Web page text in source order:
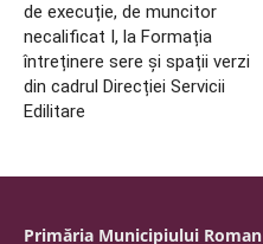
de execuție, de muncitor
necalificat I, la Formația
întreținere sere și spații verzi
din cadrul Direcției Servicii
Edilitare
Primăria Municipiului Roman